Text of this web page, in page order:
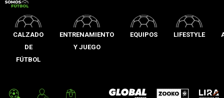
CALZADO
DE
FÚTBOL
ENTRENAMIENTO
Y JUEGO
EQUIPOS LIFESTYLE
Global Sports Zooko Lira